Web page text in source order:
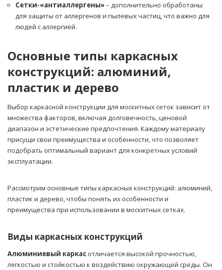
Сетки-«антиаллергены»– дополнительно обработаны
для защиты от аллергенов и пылевых частиц, что важно для
людей с аллергией.
Основные типы каркасных
конструкций: алюминий,
пластик и дерево
Выбор каркасной конструкции для москитных сеток зависит от
множества факторов, включая долговечность, ценовой
диапазон и эстетические предпочтения. Каждому материалу
присущи свои преимущества и особенности, что позволяет
подобрать оптимальный вариант для конкретных условий
эксплуатации.
Рассмотрим основные типы каркасных конструкций: алюминий,
пластик и дерево, чтобы понять их особенности и
преимущества при использовании в москитных сетках.
Виды каркасных конструкций
Алюминиевый каркас отличается высокой прочностью,
легкостью и стойкостью к воздействию окружающей среды. Он